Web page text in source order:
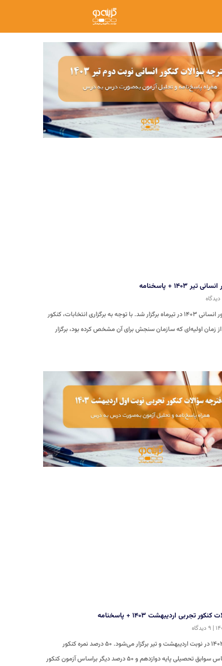
۱۴۰۳ + پاسخنامه
نوبت دوم کنکور انسانی ۱۴۰۳ در تیرماه برگزار شد. با توجه به برگزاری انتخابات، کنکور
از زمان اولیه‌ای که سازمان سنجش برای آن مشخص کرده بود، برگزار
تجربی اردیبهشت ۱۴۰۳ + پاسخنامه
کنکور تجربی ۱۴۰۳ در نوبت اردیبهشت و تیر برگزار می‌شود. ۵۰ درصد نمره کنکور
داوطلبان براساس سوابق تحصیلی پایه دوازدهم و ۵۰ درصد دیگر براساس آزمون کنکور